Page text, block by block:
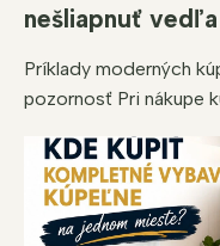
nešliapnuť vedľa
Príklady moderných
pozornosť Pri nákupe